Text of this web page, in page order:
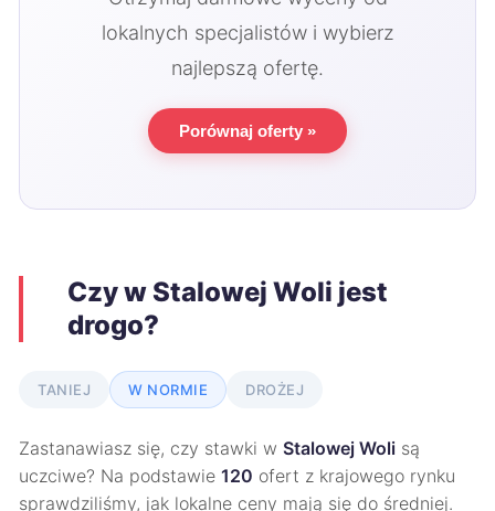
lokalnych specjalistów i wybierz
najlepszą ofertę.
Porównaj oferty »
Czy w Stalowej Woli jest
drogo?
TANIEJ W NORMIE DROŻEJ
Zastanawiasz się, czy stawki w Stalowej Woli są
uczciwe? Na podstawie 120 ofert z krajowego rynku
sprawdziliśmy, jak lokalne ceny mają się do średniej.